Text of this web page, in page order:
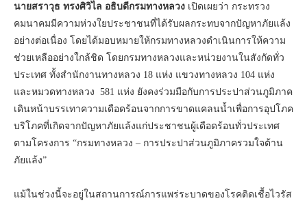
นายสราวุธ ทรงศิวิไล อธิบดีกรมทางหลวง เปิดเผยว่า กระทรวง
คมนาคมมีความห่วงใยประชาชนที่ได้รับผลกระทบจากปัญหาภัยแล้ง
อย่างต่อเนื่อง โดยได้มอบหมายให้กรมทางหลวงดำเนินการให้ความ
ช่วยเหลืออย่างใกล้ชิด โดยกรมทางหลวงและหน่วยงานในสังกัดทั่ว
ประเทศ ทั้งสำนักงานทางหลวง 18 แห่ง แขวงทางหลวง 104 แห่ง
และหมวดทางหลวง 581 แห่ง ยังคงร่วมมือกับการประปาส่วนภูมิภาค
เดินหน้าบรรเทาความเดือดร้อนจากการขาดแคลนน้ำเพื่อการอุปโภค
บริโภคที่เกิดจากปัญหาภัยแล้งแก่ประชาชนผู้เดือดร้อนทั่วประเทศ
ตามโครงการ “กรมทางหลวง – การประปาส่วนภูมิภาครวมใจต้าน
ภัยแล้ง”
แม้ในช่วงนี้จะอยู่ในสถานการณ์การแพร่ระบาดของโรคติดเชื้อไวรัส